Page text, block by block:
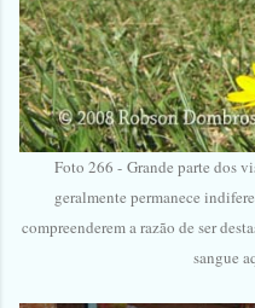
Foto 266 - Grande parte dos
geralmente permanece
compreenderem a razão de ser
sangue